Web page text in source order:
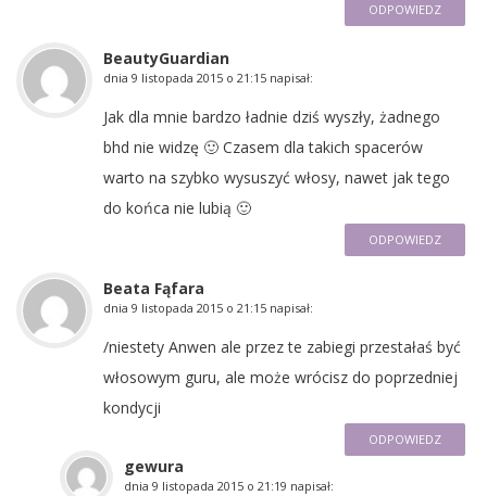
ODPOWIEDZ
BeautyGuardian
dnia 9 listopada 2015 o 21:15 napisał:
Jak dla mnie bardzo ładnie dziś wyszły, żadnego
bhd nie widzę 🙂 Czasem dla takich spacerów
warto na szybko wysuszyć włosy, nawet jak tego
do końca nie lubią 🙂
ODPOWIEDZ
Beata Fąfara
dnia 9 listopada 2015 o 21:15 napisał:
/niestety Anwen ale przez te zabiegi przestałaś być
włosowym guru, ale może wrócisz do poprzedniej
kondycji
ODPOWIEDZ
gewura
dnia 9 listopada 2015 o 21:19 napisał: